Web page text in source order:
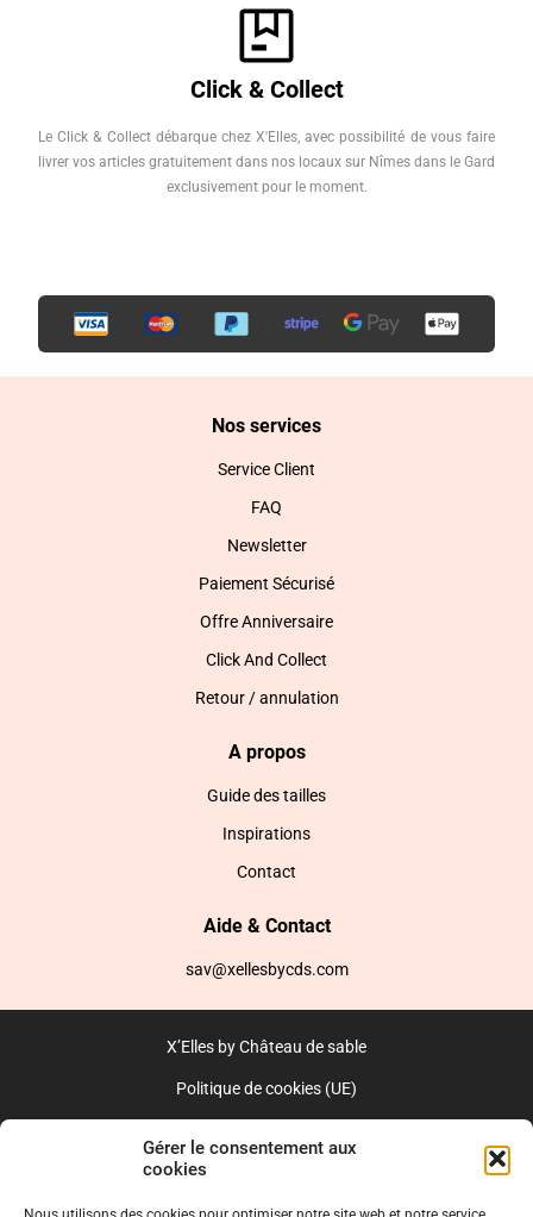
Gérer le consentement aux
cookies
Click & Collect
Le Click & Collect débarque chez X'Elles, avec possibilité de vous faire
livrer vos articles gratuitement dans nos locaux sur Nîmes dans le Gard
exclusivement pour le moment.
Nos services
Service Client
FAQ
Newsletter
Paiement Sécurisé
Offre Anniversaire
Click And Collect
Retour / annulation
A propos
Guide des tailles
Inspirations
Contact
Aide & Contact
sav@xellesbycds.com
X’Elles by Château de sable
Politique de cookies (UE)
Réalisé par l’agence web :